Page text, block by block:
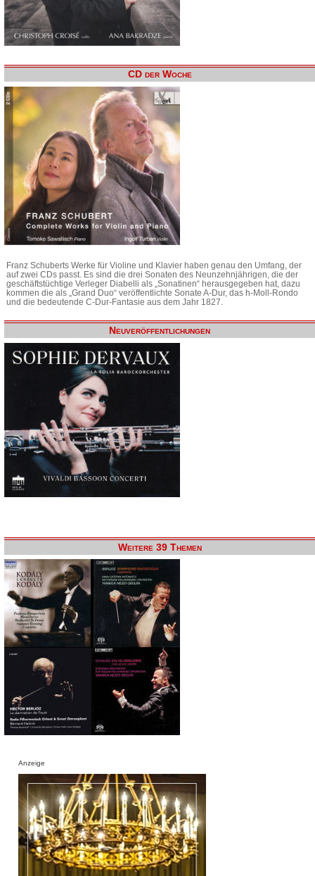
CD der Woche
Franz Schuberts Werke für Violine und Klavier haben genau den Umfang, der
auf zwei CDs passt. Es sind die drei Sonaten des Neunzehnjährigen, die der
geschäftstüchtige Verleger Diabelli als „Sonatinen“ herausgegeben hat, dazu
kommen die als „Grand Duo“ veröffentlichte Sonate A-Dur, das h-Moll-Rondo
und die bedeutende C-Dur-Fantasie aus dem Jahr 1827.
Neuveröffentlichungen
Weitere 39 Themen
Anzeige